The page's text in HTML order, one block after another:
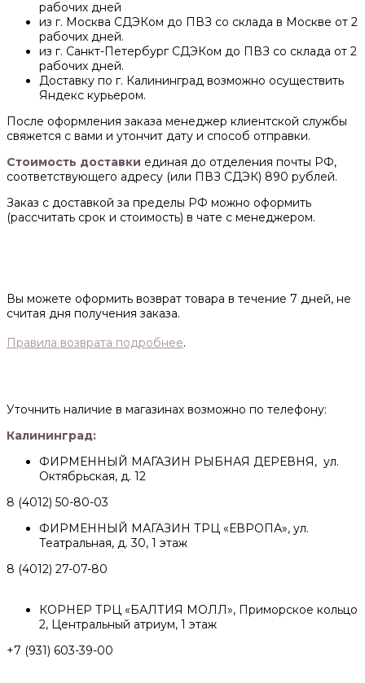
рабочих дней
из г. Москва СДЭКом до ПВЗ со склада в Москве от 2
рабочих дней.
из г. Санкт-Петербург СДЭКом до ПВЗ со склада от 2
рабочих дней.
Доставку по г. Калининград возможно осуществить
Яндекс курьером.
После оформления заказа менеджер клиентской службы
свяжется с вами и утончит дату и способ отправки.
Стоимость доставки единая до отделения почты РФ,
соответствующего адресу (или ПВЗ СДЭК) 890 рублей.
Заказ с доставкой за пределы РФ можно оформить
(рассчитать срок и стоимость) в чате с менеджером.
Вы можете оформить возврат товара в течение 7 дней, не
считая дня получения заказа.
Правила возврата подробнее.
Уточнить наличие в магазинах возможно по телефону:
Калининград:
ФИРМЕННЫЙ МАГАЗИН РЫБНАЯ ДЕРЕВНЯ, ул.
Октябрьская, д. 12
8 (4012) 50-80-03
ФИРМЕННЫЙ МАГАЗИН ТРЦ «ЕВРОПА», ул.
Театральная, д. 30, 1 этаж
8 (4012) 27-07-80
КОРНЕР ТРЦ «БАЛТИЯ МОЛЛ», Приморское кольцо
2, Центральный атриум, 1 этаж
+7 (931) 603-39-00